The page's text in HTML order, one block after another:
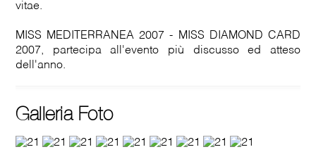
vitae.
MISS MEDITERRANEA 2007 - MISS DIAMOND CARD
2007, partecipa all'evento più discusso ed atteso
dell'anno.
Galleria Foto